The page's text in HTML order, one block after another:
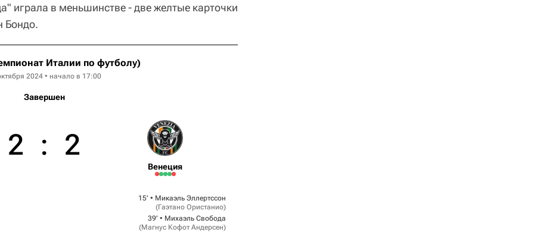
играла в меньшинстве - две желтыe карточки
Бондо.
Италии по футболу)
2024 • начало в 17:00
Завершен
2 : 2
Венеция
15‎’‎ • Микаэль Эллертссон
(Гаэтано Ористанио)
39‎’‎ • Михаэль Свобода
(Магнус Кофот Андерсен)